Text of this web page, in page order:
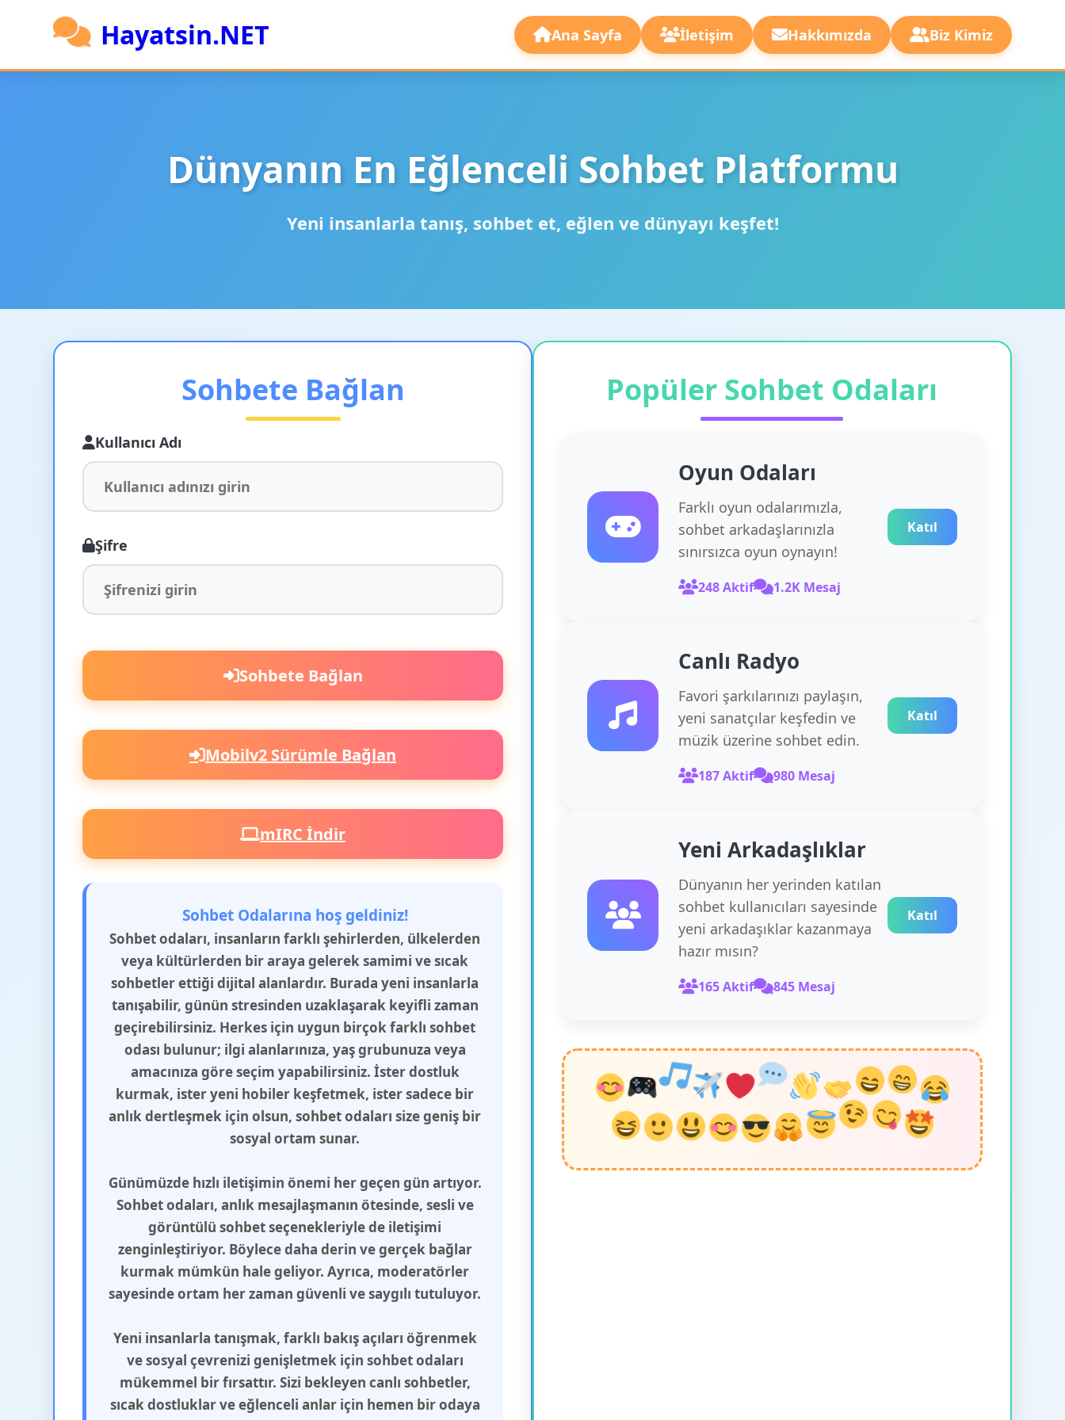
Hayatsin.NET Ana Sayfa İletişim Hakkımızda Biz Kimiz
Dünyanın En Eğlenceli Sohbet Platformu
Yeni insanlarla tanış, sohbet et, eğlen ve dünyayı keşfet!
Sohbete Bağlan
Kullanıcı Adı
Şifre
Sohbete Bağlan
Mobilv2 Sürümle Bağlan
mIRC İndir
Sohbet Odalarına hoş geldiniz!
Sohbet odaları, insanların farklı şehirlerden, ülkelerden
veya kültürlerden bir araya gelerek samimi ve sıcak
sohbetler ettiği dijital alanlardır. Burada yeni insanlarla
tanışabilir, günün stresinden uzaklaşarak keyifli zaman
geçirebilirsiniz. Herkes için uygun birçok farklı sohbet
odası bulunur; ilgi alanlarınıza, yaş grubunuza veya
amacınıza göre seçim yapabilirsiniz. İster dostluk
kurmak, ister yeni hobiler keşfetmek, ister sadece bir
anlık dertleşmek için olsun, sohbet odaları size geniş bir
sosyal ortam sunar.
Günümüzde hızlı iletişimin önemi her geçen gün artıyor.
Sohbet odaları, anlık mesajlaşmanın ötesinde, sesli ve
görüntülü sohbet seçenekleriyle de iletişimi
zenginleştiriyor. Böylece daha derin ve gerçek bağlar
kurmak mümkün hale geliyor. Ayrıca, moderatörler
sayesinde ortam her zaman güvenli ve saygılı tutuluyor.
Yeni insanlarla tanışmak, farklı bakış açıları öğrenmek
ve sosyal çevrenizi genişletmek için sohbet odaları
mükemmel bir fırsattır. Sizi bekleyen canlı sohbetler,
sıcak dostluklar ve eğlenceli anlar için hemen bir odaya
Popüler Sohbet Odaları
Oyun Odaları
Farklı oyun odalarımızla,
sohbet arkadaşlarınızla
sınırsızca oyun oynayın!
248 Aktif 1.2K Mesaj
Katıl
Canlı Radyo
Favori şarkılarınızı paylaşın,
yeni sanatçılar keşfedin ve
müzik üzerine sohbet edin.
187 Aktif 980 Mesaj
Katıl
Yeni Arkadaşlıklar
Dünyanın her yerinden katılan
sohbet kullanıcıları sayesinde
yeni arkadaşıklar kazanmaya
hazır mısın?
165 Aktif 845 Mesaj
Katıl